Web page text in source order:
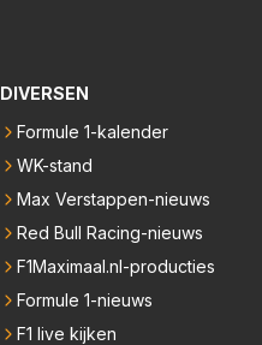
DIVERSEN
Formule 1-kalender
WK-stand
Max Verstappen-nieuws
Red Bull Racing-nieuws
F1Maximaal.nl-producties
Formule 1-nieuws
F1 live kijken